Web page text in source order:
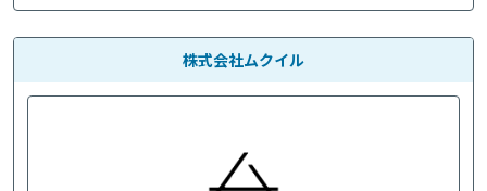
株式会社ムクイル